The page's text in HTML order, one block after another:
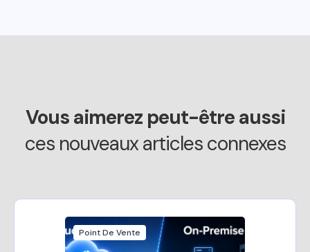
Vous aimerez peut-être aussi
ces nouveaux articles connexes
Point De Vente